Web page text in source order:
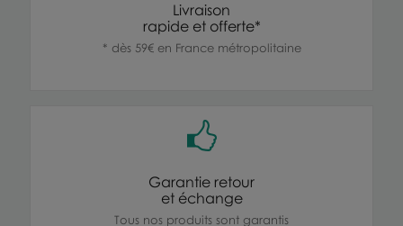
Livraison
rapide et offerte*
* dès 59€ en France métropolitaine
Garantie retour
et échange
Tous nos produits sont garantis